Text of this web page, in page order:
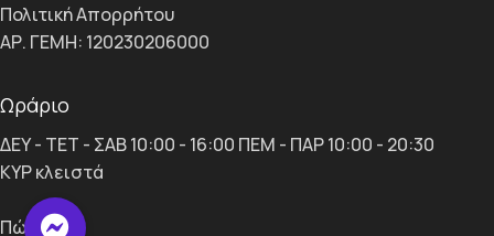
Πολιτική Απορρήτου
ΑΡ. ΓΕΜΗ: 120230206000
Ωράριο
ΔΕΥ - ΤΕΤ - ΣΑΒ 10:00 - 16:00 ΠΕΜ - ΠΑΡ 10:00 - 20:30
ΚΥΡ κλειστά
Πώληση